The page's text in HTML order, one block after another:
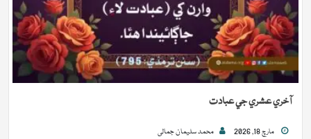
آخري عشري جي عبادت
مارچ 18, 2026
محمد سلیمان جمالی